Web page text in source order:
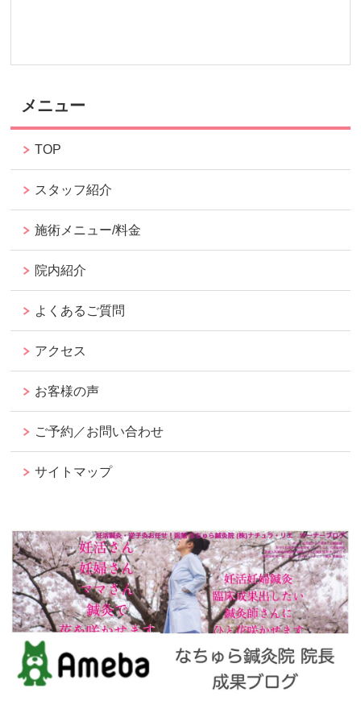
メニュー
TOP
スタッフ紹介
施術メニュー/料金
院内紹介
よくあるご質問
アクセス
お客様の声
ご予約／お問い合わせ
サイトマップ